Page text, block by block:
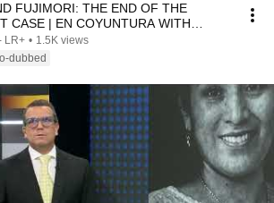
FUJIMORI: THE END OF THE
CASE | EN COYUNTURA WITH
LR+ • 1.5K views
dubbed